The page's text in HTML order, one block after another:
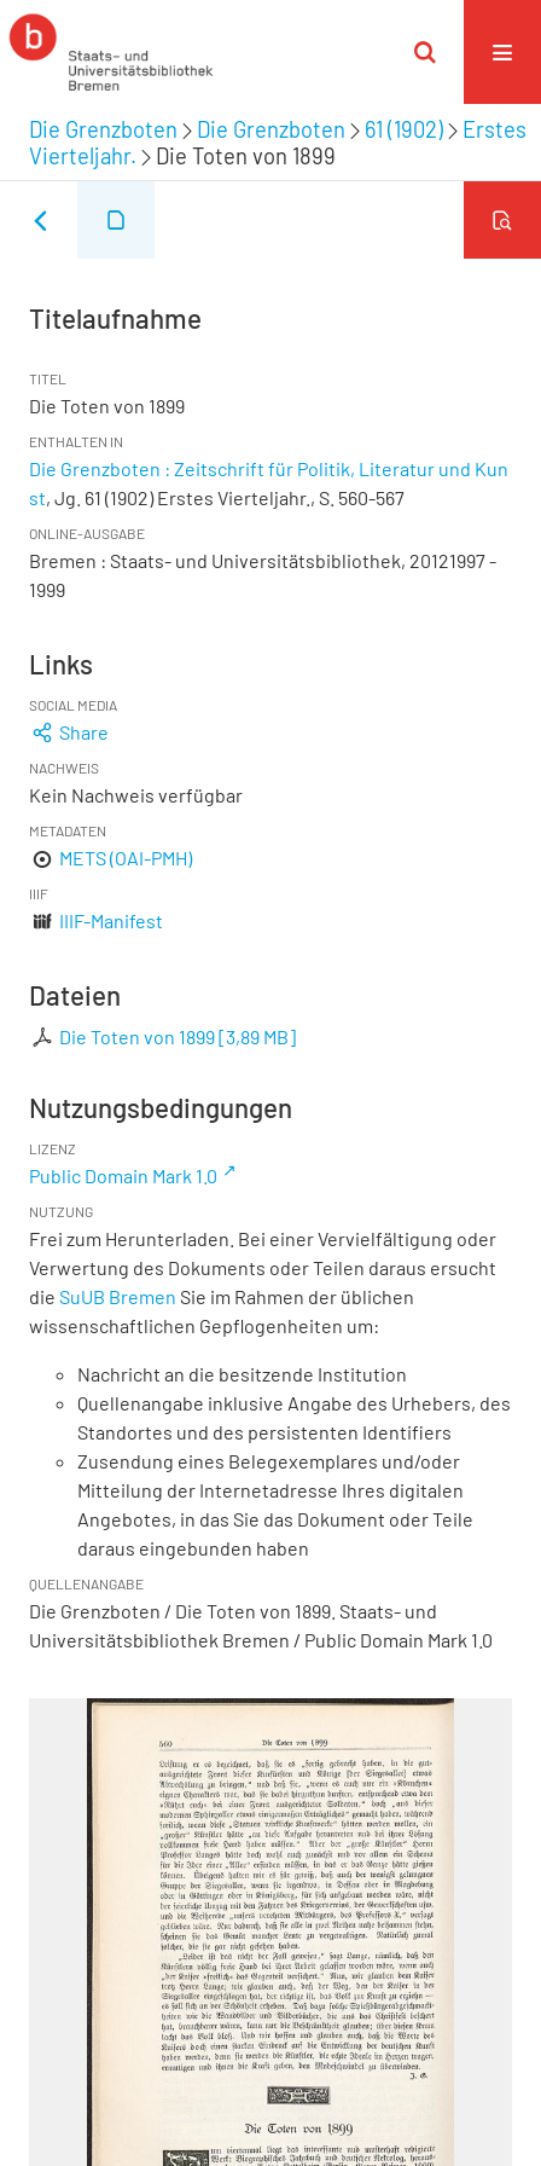
Die Grenzboten Die Grenzboten 61 (1902)
Erstes
Vierteljahr.
Die Toten von 1899
Titelaufnahme
TITEL
Die Toten von 1899
ENTHALTEN IN
Die Grenzboten : Zeitschrift für Politik, Literatur und Kun
st, Jg. 61 (1902) Erstes Vierteljahr., S. 560-567
ONLINE-AUSGABE
Bremen : Staats- und Universitätsbibliothek, 20121997 -
1999
Links
SOCIAL MEDIA
Share
NACHWEIS
Kein Nachweis verfügbar
METADATEN
METS (OAI-PMH)
IIIF
IIIF-Manifest
Dateien
Die Toten von 1899[3,89 MB]
Nutzungsbedingungen
LIZENZ
Public Domain Mark 1.0
NUTZUNG
Frei zum Herunterladen. Bei einer Vervielfältigung oder
Verwertung des Dokuments oder Teilen daraus ersucht
die SuUB Bremen Sie im Rahmen der üblichen
wissenschaftlichen Gepflogenheiten um:
Nachricht an die besitzende Institution
Quellenangabe inklusive Angabe des Urhebers, des
Standortes und des persistenten Identifiers
Zusendung eines Belegexemplares und/oder
Mitteilung der Internetadresse Ihres digitalen
Angebotes, in das Sie das Dokument oder Teile
daraus eingebunden haben
QUELLENANGABE
Die Grenzboten / Die Toten von 1899. Staats- und
Universitätsbibliothek Bremen / Public Domain Mark 1.0